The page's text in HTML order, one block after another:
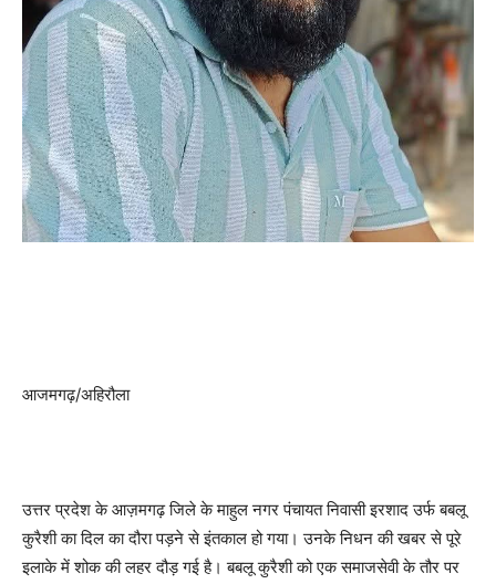
आजमगढ़/अहिरौला
उत्तर प्रदेश के आज़मगढ़ जिले के माहुल नगर पंचायत निवासी इरशाद उर्फ बबलू
कुरैशी का दिल का दौरा पड़ने से इंतकाल हो गया। उनके निधन की खबर से पूरे
इलाके में शोक की लहर दौड़ गई है। बबलू कुरैशी को एक समाजसेवी के तौर पर